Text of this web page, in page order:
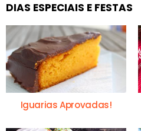
DIAS ESPECIAIS E FESTAS
Iguarias Aprovadas!